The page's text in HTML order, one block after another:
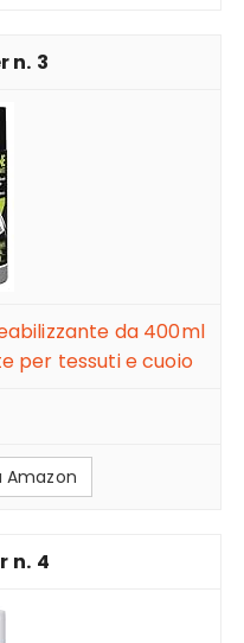
3
da 400ml
per tessuti e cuoio
Amazon
4